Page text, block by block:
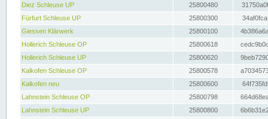
Diez Schleuse UP
25800480
Fürfurt Schleuse UP
25800300
Giessen Klärwerk
25800100
Hollerich Schleuse OP
25800618
Hollerich Schleuse UP
25800620
Kalkofen Schleuse OP
25800578
Kalkofen neu
25800600
Lahnstein Schleuse OP
25800798
Lahnstein Schleuse UP
25800800